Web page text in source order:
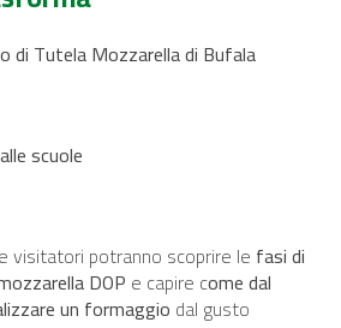
di Tutela Mozzarella di Bufala
scuole
visitatori potranno scoprire le fasi di
DOP e capire come dal
un formaggio dal gusto